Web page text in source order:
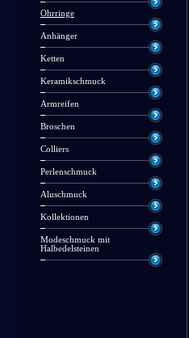
Ohrringe
Anhänger
Ketten
Keramikschmuck
Armreifen
Broschen
Colliers
Perlenschmuck
Aluschmuck
Kollektionen
Modeschmuck mit
Halbedelsteinen